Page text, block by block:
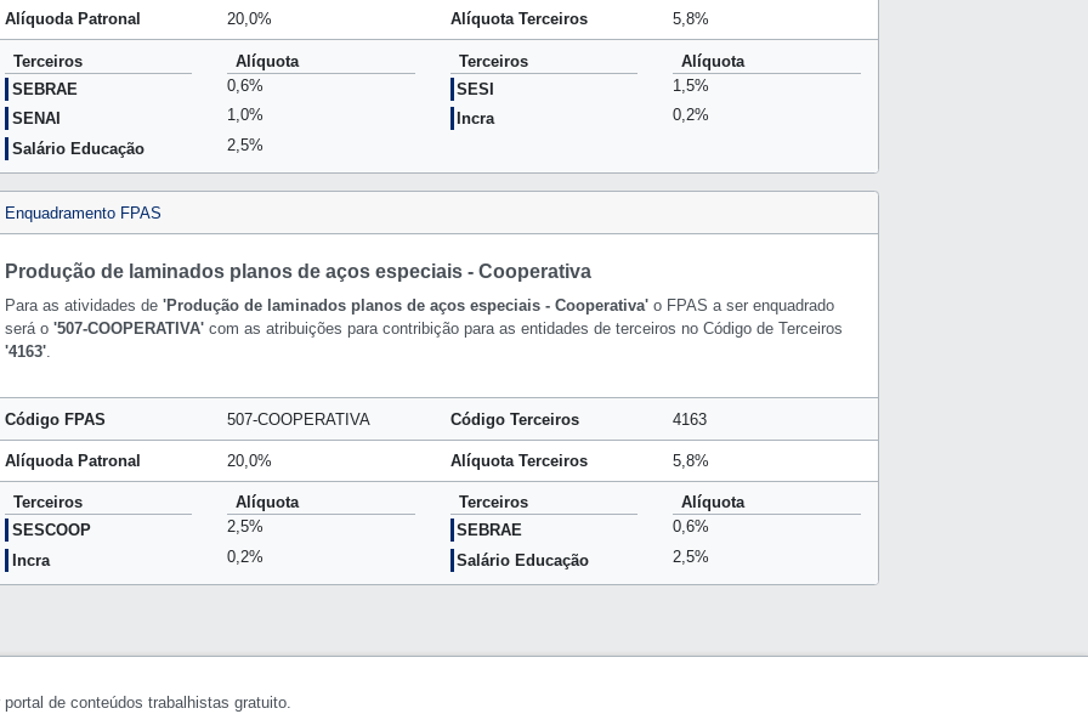
Alíquoda Patronal 20,0% Alíquota Terceiros 5,8%
Terceiros Alíquota Terceiros
Alíquota
SEBRAE
0,6% SESI
1,5%
SENAI
1,0% Incra
0,2%
Salário Educação
2,5%
Enquadramento FPAS
Produção de laminados planos de aços especiais - Cooperativa
Para as atividades de 'Produção de laminados planos de aços especiais - Cooperativa'o FPAS a ser enquadrado
será o '507-COOPERATIVA'com as atribuições para contribição para as entidades de terceiros no Código de Terceiros
'4163'.
Código FPAS 507-COOPERATIVA Código Terceiros 4163
Alíquoda Patronal 20,0% Alíquota Terceiros 5,8%
Terceiros Alíquota Terceiros
Alíquota
SESCOOP
2,5% SEBRAE
0,6%
Incra
0,2% Salário Educação 2,5%
de conteúdos trabalhistas gratuito.